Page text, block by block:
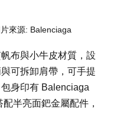
來源: Balenciaga
布與小牛皮材質，設
可拆卸肩帶，可手提
身印有 Balenciaga
配半亮面鈀金屬配件，